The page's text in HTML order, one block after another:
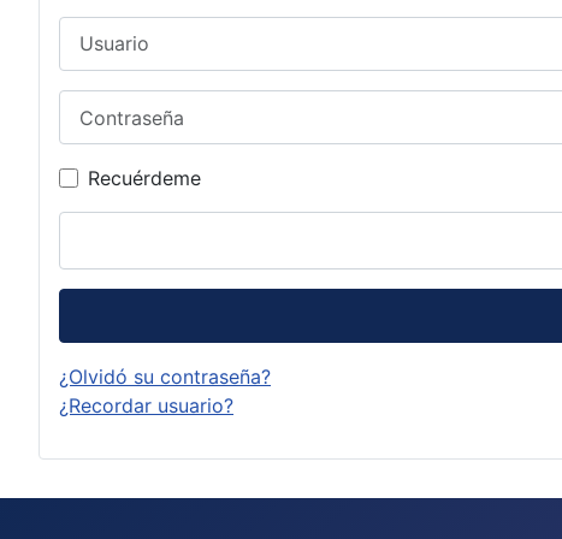
Recuérdeme
¿Olvidó su contraseña?
¿Recordar usuario?